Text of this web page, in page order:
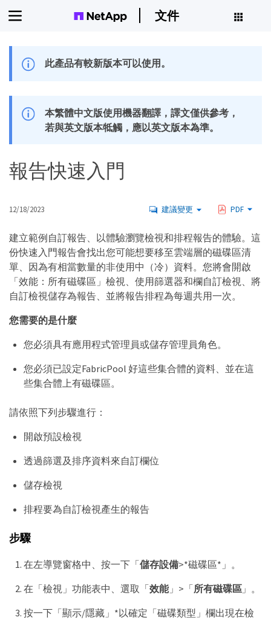
文件
此產品有較新版本可以使用。
本繁體中文版使用機器翻譯，譯文僅供參考，
若與英文版本牴觸，應以英文版本為準。
報告快速入門
12/18/2023 建議變更 PDF
建立範例自訂報告、以體驗瀏覽檢視和排程報告的體驗。這
份快速入門報告會找出您可能想要移至雲端層的磁碟區清
單、因為有相當數量的非使用中（冷）資料。您將會開啟
「效能：所有磁碟區」檢視、使用篩選器和欄自訂檢視、將
自訂檢視儲存為報告、並將報告排程為每週共用一次。
您需要的是什麼
您必須具有應用程式管理員或儲存管理員角色。
您必須已設定FabricPool 好這些集合體的資料、並在這
些集合體上有磁碟區。
請依照下列步驟進行：
開啟預設檢視
透過篩選及排序資料來自訂欄位
儲存檢視
排程要為自訂檢視產生的報告
步驟
在左導覽窗格中、按一下「儲存設備>*磁碟區*」。
在「檢視」功能表中、選取「效能」>「所有磁碟區」。
按一下「顯示/隱藏」*以確定「磁碟類型」欄出現在檢